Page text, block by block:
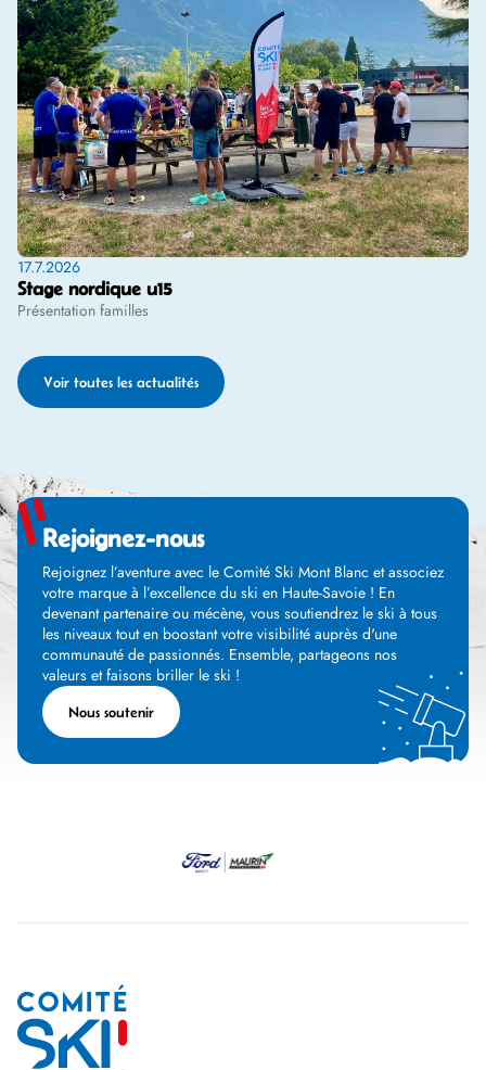
17.7.2026
Stage nordique u15
Présentation familles
Voir toutes les actualités
Rejoignez-nous
Rejoignez l’aventure avec le Comité Ski Mont Blanc et associez
votre marque à l’excellence du ski en Haute-Savoie ! En
devenant partenaire ou mécène, vous soutiendrez le ski à tous
les niveaux tout en boostant votre visibilité auprès d'une
communauté de passionnés. Ensemble, partageons nos
valeurs et faisons briller le ski !
Nous soutenir